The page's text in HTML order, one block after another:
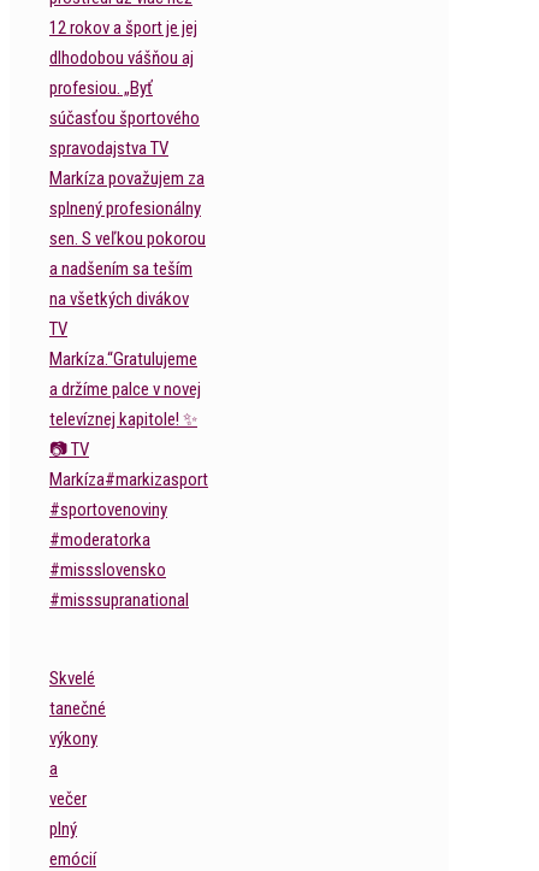
Skvelé
tanečné
výkony
a
večer
plný
emócií